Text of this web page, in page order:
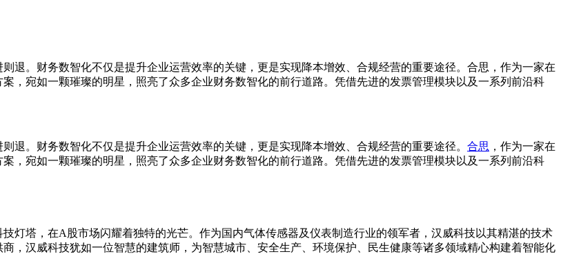
退。财务数智化不仅是提升企业运营效率的关键，更是实现降本增效、合规经营的重要途径。合思，作为一家在
，宛如一颗璀璨的明星，照亮了众多企业财务数智化的前行道路。凭借先进的发票管理模块以及一系列前沿科
退。财务数智化不仅是提升企业运营效率的关键，更是实现降本增效、合规经营的重要途径。 合思 ，作为一家在
，宛如一颗璀璨的明星，照亮了众多企业财务数智化的前行道路。凭借先进的发票管理模块以及一系列前沿科
灯塔，在A股市场闪耀着独特的光芒。作为国内气体传感器及仪表制造行业的领军者，汉威科技以其精湛的技术
，汉威科技犹如一位智慧的建筑师，为智慧城市、安全生产、环境保护、民生健康等诸多领域精心构建着智能化